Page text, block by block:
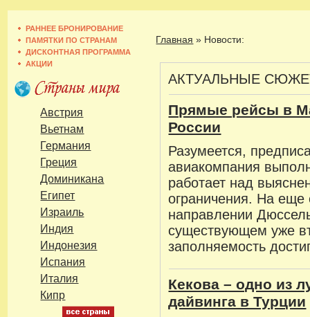
РАННЕЕ БРОНИРОВАНИЕ
ПАМЯТКИ ПО СТРАНАМ
ДИСКОНТНАЯ ПРОГРАММА
АКЦИИ
Австрия
Вьетнам
Германия
Греция
Доминикана
Египет
Израиль
Индия
Индонезия
Испания
Италия
Кипр
Главная » Новости:
АКТУАЛЬНЫЕ
Прямые рейсы в
России
Разумеется,
авиакомпания
работает над
ограничения. На еще
направлении
существующем уже
заполняемость
Кекова – одно из
дайвинга в Турции